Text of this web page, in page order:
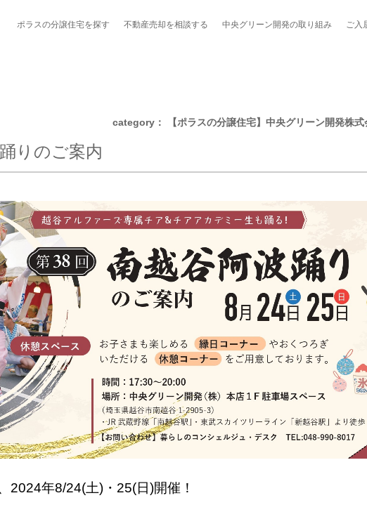
ポラスの分譲住宅を探す
埼玉県のポラスの分譲住宅
今週のチラシ
地図から探す
施工実績を見る
ポラスのメルマガ登録
不動産売却を相談する 中央グリーン開発の取り組み
棟下式
越谷アルファーズ応援サイト
ご入
ニティサポート制度「マチトモ！®」
会社概要
新卒採用
category： 【ポラスの分譲住宅】中央グリーン開発株
りのご案内
2024年8/24(土)・25(日)開催！